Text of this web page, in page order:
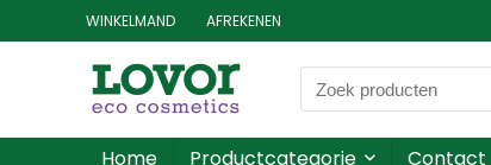
WINKELMAND AFREKENEN
Home Productcategorie Contact